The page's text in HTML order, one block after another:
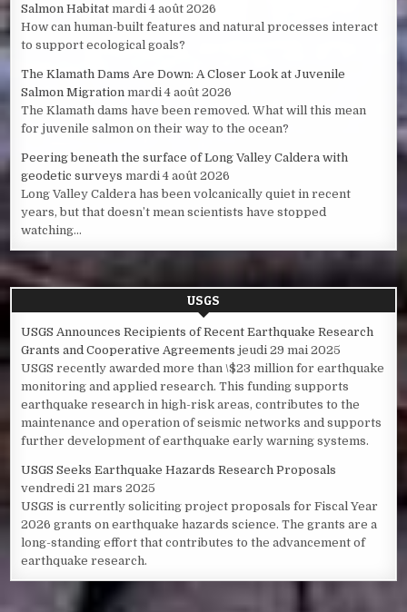
Salmon Habitat mardi 4 août 2026
How can human-built features and natural processes interact
to support ecological goals?
The Klamath Dams Are Down: A Closer Look at Juvenile
Salmon Migration mardi 4 août 2026
The Klamath dams have been removed. What will this mean
for juvenile salmon on their way to the ocean?
Peering beneath the surface of Long Valley Caldera with
geodetic surveys mardi 4 août 2026
Long Valley Caldera has been volcanically quiet in recent
years, but that doesn’t mean scientists have stopped
watching...
USGS
USGS Announces Recipients of Recent Earthquake Research
Grants and Cooperative Agreements jeudi 29 mai 2025
USGS recently awarded more than \$23 million for earthquake
monitoring and applied research. This funding supports
earthquake research in high-risk areas, contributes to the
maintenance and operation of seismic networks and supports
further development of earthquake early warning systems.
USGS Seeks Earthquake Hazards Research Proposals
vendredi 21 mars 2025
USGS is currently soliciting project proposals for Fiscal Year
2026 grants on earthquake hazards science. The grants are a
long-standing effort that contributes to the advancement of
earthquake research.